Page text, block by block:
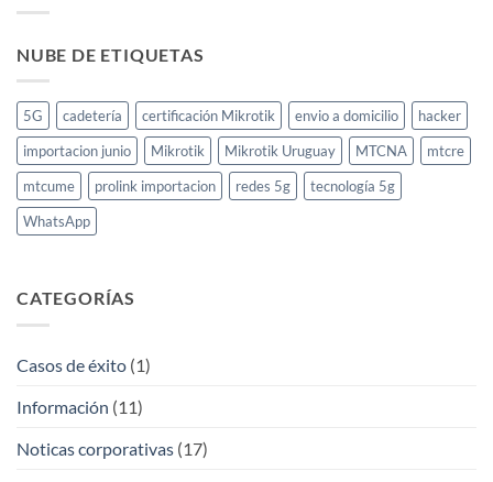
NUBE DE ETIQUETAS
5G cadetería certificación Mikrotik envio a domicilio
hacker
importacion junio
Mikrotik Mikrotik Uruguay MTCNA
mtcre
mtcume
prolink importacion redes 5g
tecnología 5g
WhatsApp
CATEGORÍAS
Casos de éxito (1)
Información (11)
Noticas corporativas (17)